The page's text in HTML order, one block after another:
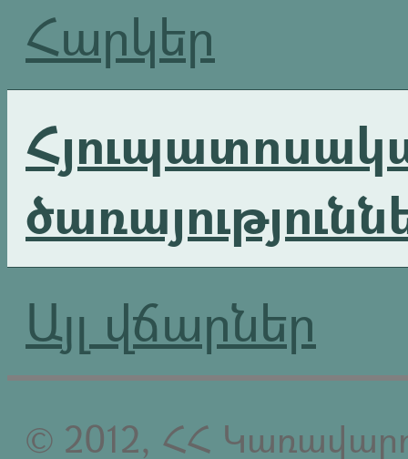
Հարկեր
Այլ վճարներ
© 2012, ՀՀ